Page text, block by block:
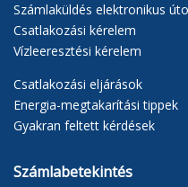
Számlaküldés elektronikus
Csatlakozási kérelem
Vízleeresztési kérelem
Csatlakozási eljárások
Energia-megtakarítási tippek
Gyakran feltett kérdések
Számlabetekintés